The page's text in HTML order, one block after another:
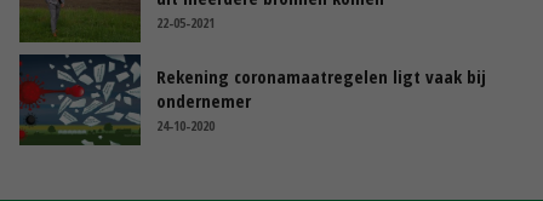
22-05-2021
Rekening coronamaatregelen ligt vaak bij
ondernemer
24-10-2020